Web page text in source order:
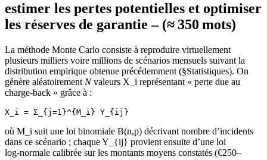
estimer les pertes potentielles et optimiser
les réserves de garantie – (≈ 350 mots)
La méthode Monte Carlo consiste à reproduire virtuellement
plusieurs milliers voire millions de scénarios mensuels suivant la
distribution empirique obtenue précédemment (§Statistiques). On
génère aléatoirement Nvaleurs X_i représentant « perte due au
charge‑back » grâce à :
où M_i suit une loi binomiale B(n,p) décrivant nombre d’incidents
dans ce scénario ; chaque Y_{ij} provient ensuite d’une loi
log‑normale calibrée sur les montants moyens constatés (€250–